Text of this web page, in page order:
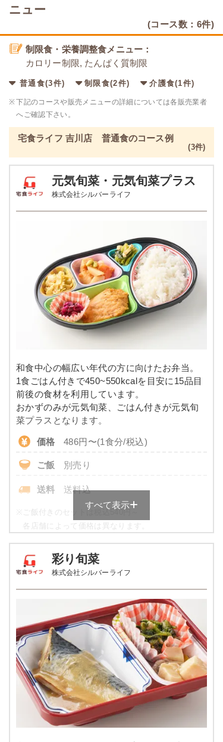
ニュー
(コース数：6件)
制限食・栄養調整食メニュー：
カロリー制限, たんぱく質制限
普通食(3件) 制限食(2件) 介護食(1件)
※下記のコースや販売メニューの詳細については各販売業者
へご確認下さい。
宅食ライフ 吉川店 普通食のコース例
(3件)
元気旬菜・元気旬菜プラス
株式会社シルバーライフ
和食中心の幅広い年代の方に向けたお弁当。
1食ごはん付きで450~550kcalを目安に15品目
前後の食材を利用しています。
おかずのみが元気旬菜、ごはん付きが元気旬
菜プラスとなります。
価格 486円〜(1食分/税込)
ご飯 別売り
送料 送料込
※
ご飯付きのセットは税込540円～
各店舗によって価格は異なります。
素例
品数 4～5品
カロリー 443kcal
塩分 1.9g
タンパク質 11.9g
脂質 8.6g
糖質 72.4g
すべて表示
彩り旬菜
株式会社シルバーライフ